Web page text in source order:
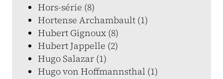
Hors-série (8)
Hortense Archambault (1)
Hubert Gignoux (8)
Hubert Jappelle (2)
Hugo Salazar (1)
Hugo von Hoffmannsthal (1)